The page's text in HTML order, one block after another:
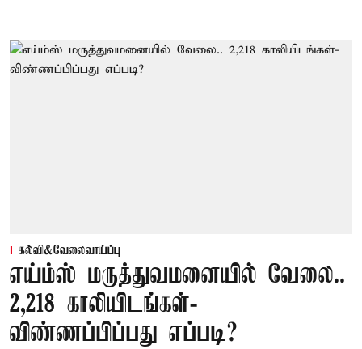
கல்வி&வேலைவாய்ப்பு
எய்ம்ஸ் மருத்துவமனையில் வேலை..
2,218 காலியிடங்கள்-
விண்ணப்பிப்பது எப்படி?